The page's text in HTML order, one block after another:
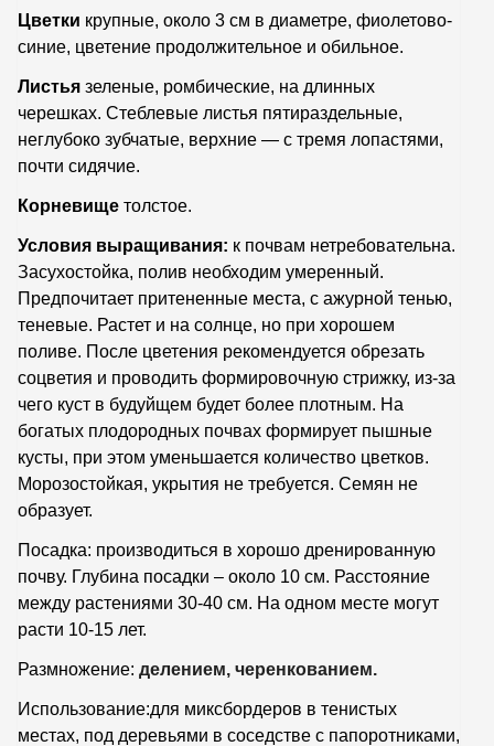
Цветки крупные, около 3 см в диаметре, фиолетово-
синие, цветение продолжительное и обильное.
Листья зеленые, ромбические, на длинных
черешках. Стеблевые листья пятираздельные,
неглубоко зубчатые, верхние — с тремя лопастями,
почти сидячие.
Корневище толстое.
Условия выращивания: к почвам нетребовательна.
Засухостойка, полив необходим умеренный.
Предпочитает притененные места, с ажурной тенью,
теневые. Растет и на солнце, но при хорошем
поливе. После цветения рекомендуется обрезать
соцветия и проводить формировочную стрижку, из-за
чего куст в будуйщем будет более плотным. На
богатых плодородных почвах формирует пышные
кусты, при этом уменьшается количество цветков.
Морозостойкая, укрытия не требуется. Семян не
образует.
Посадка: производиться в хорошо дренированную
почву. Глубина посадки – около 10 см. Расстояние
между растениями 30-40 см. На одном месте могут
расти 10-15 лет.
Размножение: делением, черенкованием.
Использование:для миксбордеров в тенистых
местах, под деревьями в соседстве с папоротниками,